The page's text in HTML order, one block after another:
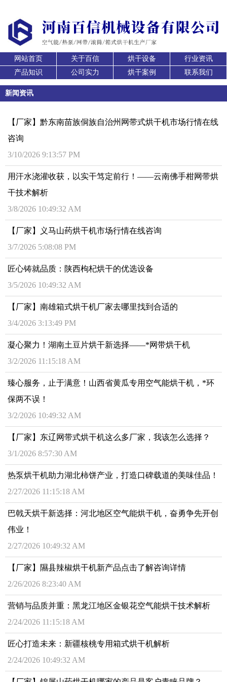
网站首页 关于百信 烘干设备
行业资讯
产品知识
公司实力 烘干案例 联系我们
新闻资讯
【厂家】黔东南苗族侗族自治州网带式烘干机市场行情在线
咨询
3/10/2026 9:13:57 PM
用汗水浇灌收获，以实干笃定前行！——云南佛手柑网带烘
干技术解析
3/8/2026 10:49:32 AM
【厂家】义马山药烘干机市场行情在线咨询
3/7/2026 5:08:08 PM
匠心铸就品质：陕西枸杞烘干的优选设备
3/5/2026 10:49:32 AM
【厂家】南雄箱式烘干机厂家去哪里找到合适的
3/4/2026 3:13:49 PM
凝心聚力！湖南土豆片烘干新选择——*网带烘干机
3/2/2026 11:15:18 AM
臻心服务，止于满意！山西省黄瓜专用空气能烘干机，*环
保两不误！
3/2/2026 10:49:32 AM
【厂家】东辽网带式烘干机这么多厂家，我该怎么选择？
3/1/2026 8:57:30 AM
热泵烘干机助力湖北柿饼产业，打造口碑载道的美味佳品！
2/27/2026 11:15:18 AM
巴戟天烘干新选择：河北地区空气能烘干机，奋勇争先开创
伟业！
2/27/2026 10:49:32 AM
【厂家】隰县辣椒烘干机新产品点击了解咨询详情
2/26/2026 8:23:40 AM
营销与品质并重：黑龙江地区金银花空气能烘干技术解析
2/24/2026 11:15:18 AM
匠心打造未来：新疆核桃专用箱式烘干机解析
2/24/2026 10:49:32 AM